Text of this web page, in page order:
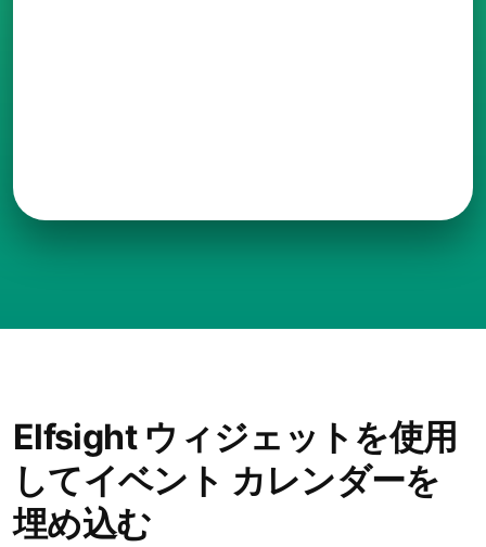
Elfsight ウィジェットを使用
してイベント カレンダーを
埋め込む